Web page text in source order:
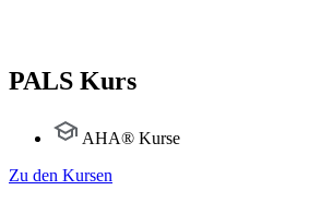
PALS Kurs
AHA® Kurse
Zu den Kursen